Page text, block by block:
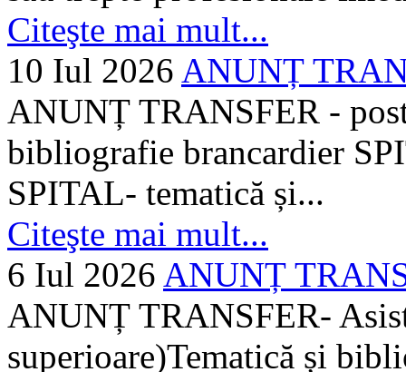
Citeşte mai mult...
10 Iul 2026 ANUNȚ
ANUNȚ TRANSFER -
bibliografie brancardier
SPITAL- tematică și...
Citeşte mai mult...
6 Iul 2026 ANUNȚ
ANUNȚ TRANSFER-
superioare)Tematică și